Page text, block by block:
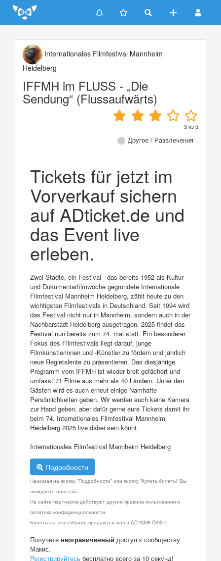
Update cookies preferences
Internationales Filmfestival Mannheim
Heidelberg
IFFMH im FLUSS - „Die
Sendung“ (Flussaufwärts)
3из5
Другое / Развлечения
Tickets für jetzt im
Vorverkauf sichern
auf ADticket.de und
das Event live
erleben.
Zwei Städte, ein Festival - das bereits 1952 als Kultur-
und Dokumentarfilmwoche gegründete Internationale
Filmfestival Mannheim Heidelberg, zählt heute zu den
wichtigsten Filmfestivals in Deutschland. Seit 1994 wird
das Festival nicht nur in Mannheim, sondern auch in der
Nachbarstadt Heidelberg ausgetragen. 2025 findet das
Festival nun bereits zum 74. mal statt. Ein besonderer
Fokus des Filmfestivals liegt darauf, junge
Filmkünstlerinnen und -Künstler zu fördern und jährlich
neue Regietalente zu präsentieren. Das diesjährige
Programm vom IFFMH ist wieder breit gefächert und
umfasst 71 Filme aus mehr als 40 Ländern. Unter den
Gästen wird es auch erneut einige Namhafte
Persönlichkeiten geben. Wir werden euch keine Kamera
zur Hand geben, aber dafür gerne eure Tickets damit ihr
beim 74. Internationales Filmfestival Mannheim
Heidelberg 2025 live dabei sein könnt.
Internationales Filmfestival Mannheim Heidelberg
Подробности
Нажимая на кнопку "Подробности" или кнопку "Купить билеты" Вы
покидаете наш сайт.
На сайте партнеров действуют другие правила пользования и
политика конфиденциальности.
Билеты на это событие продаются через AD ticket GmbH.
Получите неограниченный доступ к сообществу
Макис.
Регистрируйтесь бесплатно всего за 10 секунд!